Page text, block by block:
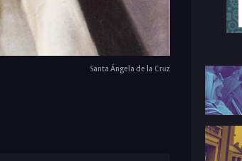
Santa Ángela de la Cruz